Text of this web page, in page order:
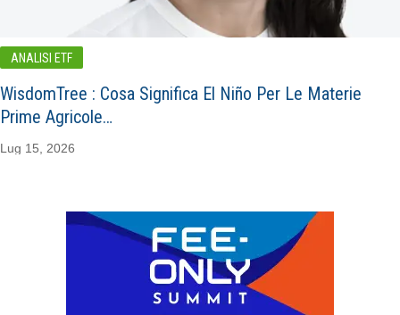
ANALISI ETF
WisdomTree : Cosa Significa El Niño Per Le Materie
Prime Agricole…
Lug 15, 2026